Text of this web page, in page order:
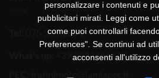
075 518 1504
+39 3334656649
personalizzare i contenuti e
pubblicitari mirati. Leggi come
come puoi controllarli
Preferences". Se continui ad
acconsenti all'utilizzo